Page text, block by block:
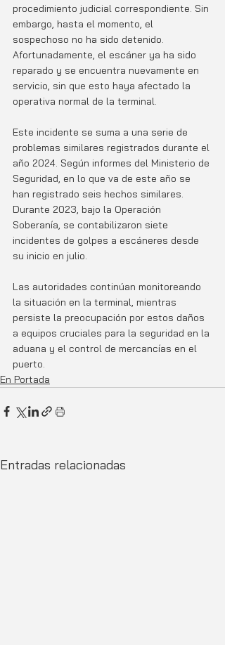
procedimiento judicial correspondiente. Sin
embargo, hasta el momento, el
sospechoso no ha sido detenido.
Afortunadamente, el escáner ya ha sido
reparado y se encuentra nuevamente en
servicio, sin que esto haya afectado la
operativa normal de la terminal.
Este incidente se suma a una serie de
problemas similares registrados durante el
año 2024. Según informes del Ministerio de
Seguridad, en lo que va de este año se
han registrado seis hechos similares.
Durante 2023, bajo la Operación
Soberanía, se contabilizaron siete
incidentes de golpes a escáneres desde
su inicio en julio.
Las autoridades continúan monitoreando
la situación en la terminal, mientras
persiste la preocupación por estos daños
a equipos cruciales para la seguridad en la
aduana y el control de mercancías en el
puerto.
En Portada
Entradas relacionadas